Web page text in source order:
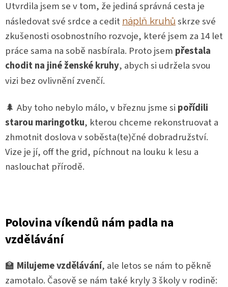
Utvrdila jsem se v tom, že jediná správná cesta je
následovat své srdce a cedit náplň kruhů skrze své
zkušenosti osobnostního rozvoje, které jsem za 14 let
práce sama na sobě nasbírala. Proto jsem přestala
chodit na jiné ženské kruhy, abych si udržela svou
vizi bez ovlivnění zvenčí.
🌲 Aby toho nebylo málo, v březnu jsme si pořídili
starou maringotku, kterou chceme rekonstruovat a
zhmotnit doslova v soběsta(te)čné dobradružství.
Vize je jí, off the grid, píchnout na louku k lesu a
naslouchat přírodě.
Polovina víkendů nám padla na
vzdělávání
🏫 Milujeme vzdělávání, ale letos se nám to pěkně
zamotalo. Časově se nám také kryly 3 školy v rodině: